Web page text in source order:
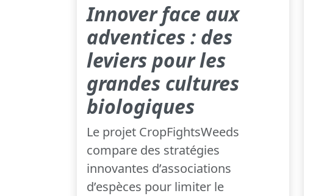
Innover face aux
adventices : des
leviers pour les
grandes cultures
biologiques
Le projet CropFightsWeeds
compare des stratégies
innovantes d’associations
d’espèces pour limiter le